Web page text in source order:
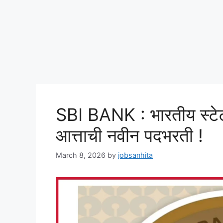
SBI BANK : भारतीय
आत्ताची नवीन पदभरती !
March 8, 2026 by jobsanhita